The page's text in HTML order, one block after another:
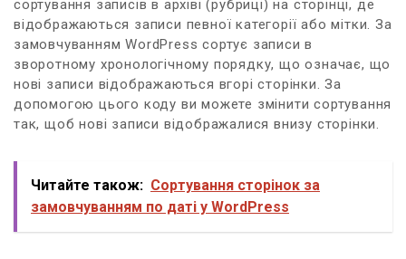
сортування записів в архіві (рубриці) на сторінці, де
відображаються записи певної категорії або мітки. За
замовчуванням WordPress сортує записи в
зворотному хронологічному порядку, що означає, що
нові записи відображаються вгорі сторінки. За
допомогою цього коду ви можете змінити сортування
так, щоб нові записи відображалися внизу сторінки.
Читайте також: Сортування сторінок за
замовчуванням по даті у WordPress